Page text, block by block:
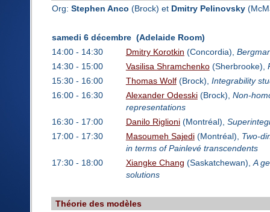
Org: Stephen Anco (Brock) et Dmitry Pelinovsky
samedi 6 décembre (Adelaide Room)
14:00 - 14:30
Dmitry Korotkin (Concordia),
14:30 - 15:00
Vasilisa Shramchenko(Sherbrooke),
15:30 - 16:00
Thomas Wolf(Brock), Integrability
16:00 - 16:30
Alexander Odesski(Brock), Non-
representations
16:30 - 17:00
Danilo Riglioni(Montréal),
17:00 - 17:30
Masoumeh Sajedi(Montréal), Two-
in terms of Painlevé transcendents
17:30 - 18:00
Xiangke Chang (Saskatchewan),A
solutions
Théorie des modèles